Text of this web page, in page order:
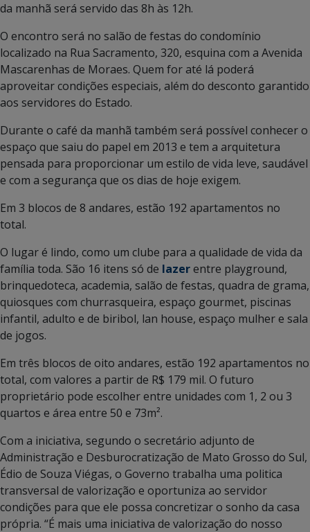
da manhã será servido das 8h às 12h.
O encontro será no salão de festas do condomínio
localizado na Rua Sacramento, 320, esquina com a Avenida
Mascarenhas de Moraes. Quem for até lá poderá
aproveitar condições especiais, além do desconto garantido
aos servidores do Estado.
Durante o café da manhã também será possível conhecer o
espaço que saiu do papel em 2013 e tem a arquitetura
pensada para proporcionar um estilo de vida leve, saudável
e com a segurança que os dias de hoje exigem.
Em 3 blocos de 8 andares, estão 192 apartamentos no
total.
O lugar é lindo, como um clube para a qualidade de vida da
família toda. São 16 itens só de lazerentre playground,
brinquedoteca, academia, salão de festas, quadra de grama,
quiosques com churrasqueira, espaço gourmet, piscinas
infantil, adulto e de biribol, lan house, espaço mulher e sala
de jogos.
Em três blocos de oito andares, estão 192 apartamentos no
total, com valores a partir de R$ 179 mil. O futuro
proprietário pode escolher entre unidades com 1, 2 ou 3
quartos e área entre 50 e 73m².
Com a iniciativa, segundo o secretário adjunto de
Administração e Desburocratização de Mato Grosso do Sul,
Édio de Souza Viégas, o Governo trabalha uma politica
transversal de valorização e oportuniza ao servidor
condições para que ele possa concretizar o sonho da casa
própria. “É mais uma iniciativa de valorização do nosso